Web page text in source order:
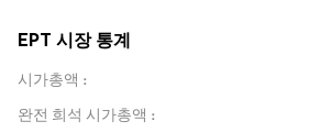
EPT 시장 통계
시가총액
완전 희석 시가총액